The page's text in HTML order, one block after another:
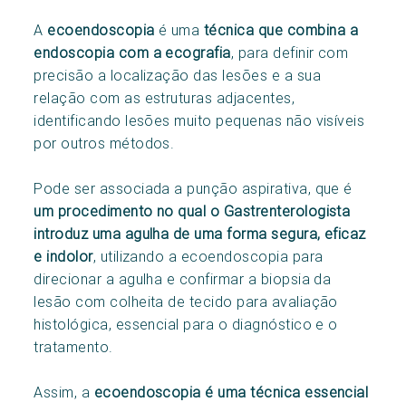
A ecoendoscopia é uma técnica que combina a
endoscopia com a ecografia, para definir com
precisão a localização das lesões e a sua
relação com as estruturas adjacentes,
identificando lesões muito pequenas não visíveis
por outros métodos.
Pode ser associada a punção aspirativa, que é
um procedimento no qual o Gastrenterologista
introduz uma agulha de uma forma segura, eficaz
e indolor, utilizando a ecoendoscopia para
direcionar a agulha e confirmar a biopsia da
lesão com colheita de tecido para avaliação
histológica, essencial para o diagnóstico e o
tratamento.
Assim, a ecoendoscopia é uma técnica essencial